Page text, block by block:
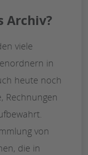
Archiv?
viele
in
heute noch
Rechnungen
von
die in